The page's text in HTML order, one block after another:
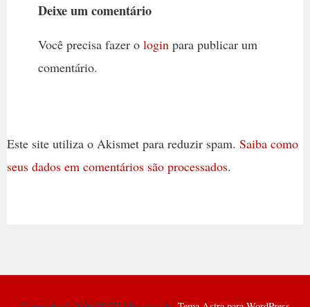
Deixe um comentário
Você precisa fazer o loginpara publicar um
comentário.
Este site utiliza o Akismet para reduzir spam. Saiba como
seus dados em comentários são processados.